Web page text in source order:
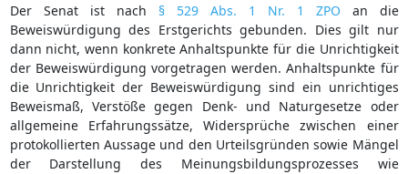
Der Senat ist nach § 529 Abs. 1 Nr. 1 ZPO an die
Beweiswürdigung des Erstgerichts gebunden. Dies gilt nur
dann nicht, wenn konkrete Anhaltspunkte für die Unrichtigkeit
der Beweiswürdigung vorgetragen werden. Anhaltspunkte für
die Unrichtigkeit der Beweiswürdigung sind ein unrichtiges
Beweismaß, Verstöße gegen Denk- und Naturgesetze oder
allgemeine Erfahrungssätze, Widersprüche zwischen einer
protokollierten Aussage und den Urteilsgründen sowie Mängel
der Darstellung des Meinungsbildungsprozesses wie